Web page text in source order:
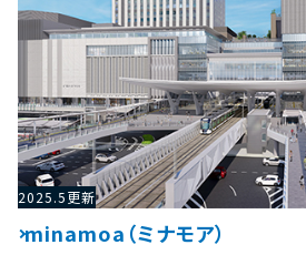
2025.5更新
minamoa（ミナモア）